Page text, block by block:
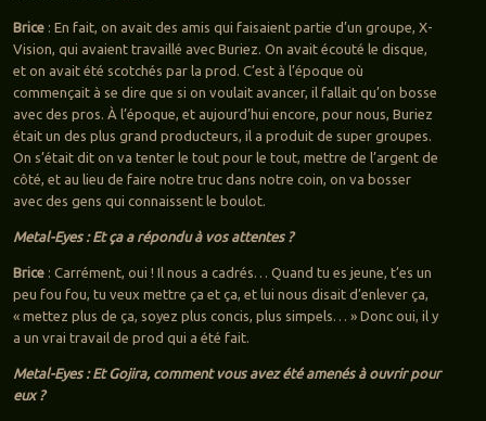
Brice : En fait, on avait des amis qui faisaient partie d’un groupe, X-
Vision, qui avaient travaillé avec Buriez. On avait écouté le disque,
et on avait été scotchés par la prod. C’est à l’époque où
commençait à se dire que si on voulait avancer, il fallait qu’on bosse
avec des pros. À l’époque, et aujourd’hui encore, pour nous, Buriez
était un des plus grand producteurs, il a produit de super groupes.
On s’était dit on va tenter le tout pour le tout, mettre de l’argent de
côté, et au lieu de faire notre truc dans notre coin, on va bosser
avec des gens qui connaissent le boulot.
Metal-Eyes : Et ça a répondu à vos attentes ?
Brice : Carrément, oui ! Il nous a cadrés… Quand tu es jeune, t’es un
peu fou fou, tu veux mettre ça et ça, et lui nous disait d’enlever ça,
« mettez plus de ça, soyez plus concis, plus simpels… » Donc oui, il y
a un vrai travail de prod qui a été fait.
Metal-Eyes : Et Gojira, comment vous avez été amenés à ouvrir pour
eux ?